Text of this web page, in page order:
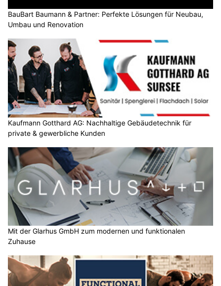
BauBart Baumann & Partner: Perfekte Lösungen für Neubau,
Umbau und Renovation
Kaufmann Gotthard AG: Nachhaltige Gebäudetechnik für
private & gewerbliche Kunden
Mit der Glarhus GmbH zum modernen und funktionalen
Zuhause